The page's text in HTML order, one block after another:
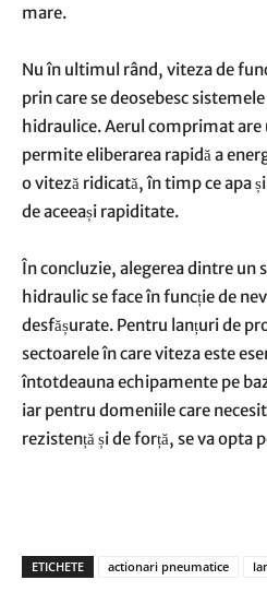
mare.
Nu în ultimul rând, viteza de
prin care se deosebesc
hidraulice. Aerul comprimat are
permite eliberarea rapidă a
o viteză ridicată, în timp ce apa
de aceeași rapiditate.
În concluzie, alegerea dintre un
hidraulic se face în funcție de
desfășurate. Pentru lanțuri de
sectoarele în care viteza este
întotdeauna echipamente pe
iar pentru domeniile care
rezistență și de forță, se va opta
ETICHETE actionari pneumatice